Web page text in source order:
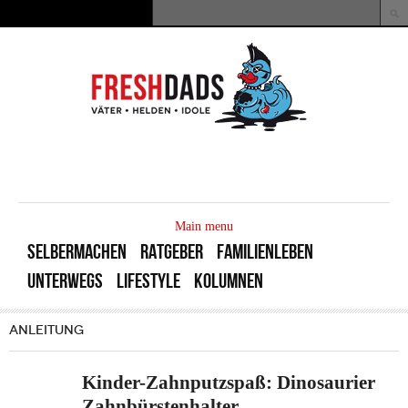
Suchformular
Main menu
SELBERMACHEN RATGEBER
FAMILIENLEBEN
UNTERWEGS
LIFESTYLE KOLUMNEN
ANLEITUNG
Kinder-Zahnputzspaß: Dinosaurier